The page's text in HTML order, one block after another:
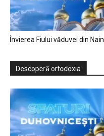
Învierea Fiului văduvei din Nain
Descoperă ortodoxia